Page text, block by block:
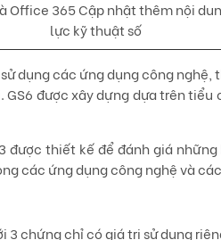
Office 365 Cập nhật thêm nội
lực kỹ thuật số
dụng các ứng dụng công
được xây dựng dựa trên
được thiết kế để đánh giá
các ứng dụng công nghệ và
3 chứng chỉ có giá trị sử dụng